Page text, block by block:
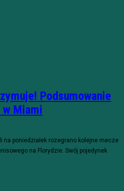
Podsumowanie
Miami
na poniedziałek rozegrano kolejne mecze
na Florydzie. Swój pojedynek